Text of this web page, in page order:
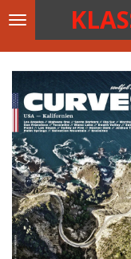
Ga
hoofdinhoud